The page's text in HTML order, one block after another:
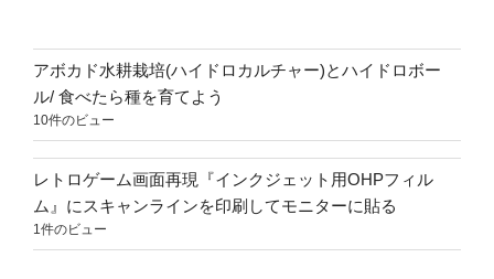
シ
ョ
ン
アボカド水耕栽培(ハイドロカルチャー)とハイドロボー
ル/ 食べたら種を育てよう
10件のビュー
レトロゲーム画面再現『インクジェット用OHPフィル
ム』にスキャンラインを印刷してモニターに貼る
1件のビュー